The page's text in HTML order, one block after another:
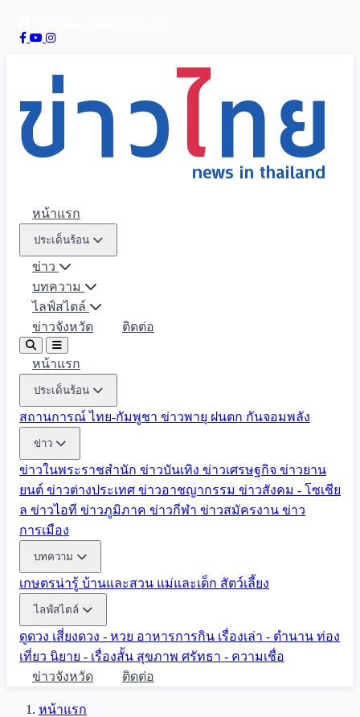
หน้าแรก
ประเด็นร้อน
ข่าว
บทความ
ไลฟ์สไตล์
ข่าวจังหวัด
ติดต่อ
หน้าแรก
ประเด็นร้อน
สถานการณ์ ไทย-กัมพูชา ข่าวพายุ ฝนตก กันจอมพลัง
ข่าว
ข่าวในพระราชสำนัก ข่าวบันเทิง ข่าวเศรษฐกิจ ข่าวยาน
ยนต์ ข่าวต่างประเทศ ข่าวอาชญากรรม ข่าวสังคม - โซเชีย
ล ข่าวไอที ข่าวภูมิภาค ข่าวกีฬา ข่าวสมัครงาน ข่าว
การเมือง
บทความ
เกษตรน่ารู้ บ้านและสวน แม่และเด็ก สัตว์เลี้ยง
ไลฟ์สไตล์
ดูดวง เสี่ยงดวง - หวย อาหารการกิน เรื่องเล่า - ตำนาน ท่อง
เที่ยว นิยาย - เรื่องสั้น สุขภาพ ศรัทธา - ความเชื่อ
ข่าวจังหวัด
ติดต่อ
หน้าแรก